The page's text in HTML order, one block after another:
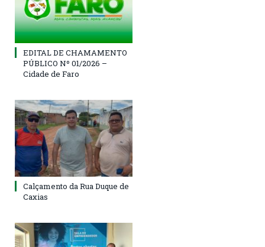
EDITAL DE CHAMAMENTO
PÚBLICO Nº 01/2026 –
Cidade de Faro
Calçamento da Rua Duque de
Caxias